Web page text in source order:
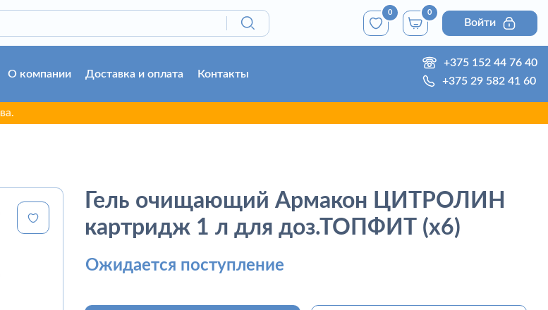
0 0
Войти
О компании Доставка и оплата Контакты
+375 152 44 76 40
+375 29 582 41 60
Гель очищающий Армакон ЦИТРОЛИН
картридж 1 л для доз.ТОПФИТ (х6)
Ожидается поступление